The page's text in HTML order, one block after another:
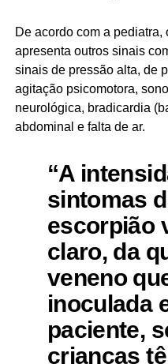
De acordo com a
apresenta outros sinais
sinais de pressão alta, de
agitação psicomotora,
neurológica, bradicardia
abdominal e falta de ar.
“A
sintomas
escorpião
claro, da
veneno
inoculada
paciente,
crianças